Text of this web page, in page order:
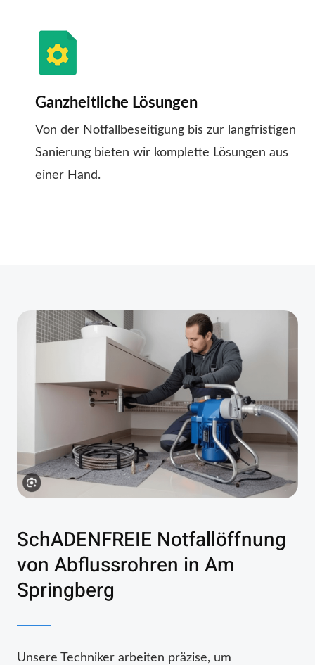
Ganzheitliche Lösungen
Von der Notfallbeseitigung bis zur langfristigen
Sanierung bieten wir komplette Lösungen aus
einer Hand.
SchADENFREIE Notfallöffnung
von Abflussrohren in Am
Springberg
Unsere Techniker arbeiten präzise, um